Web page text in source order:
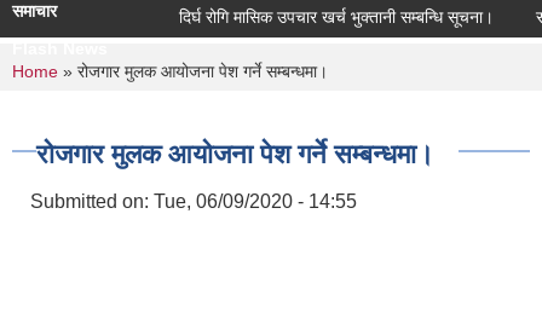
समाचार दिर्घ रोगि मासिक उपचार खर्च भुक्तानी सम्बन्धि सूचना।
You are here
Home » रोजगार मुलक आयोजना पेश गर्ने सम्बन्धमा।
रोजगार मुलक आयोजना पेश गर्ने सम्बन्धमा।
Submitted on: Tue, 06/09/2020 - 14:55